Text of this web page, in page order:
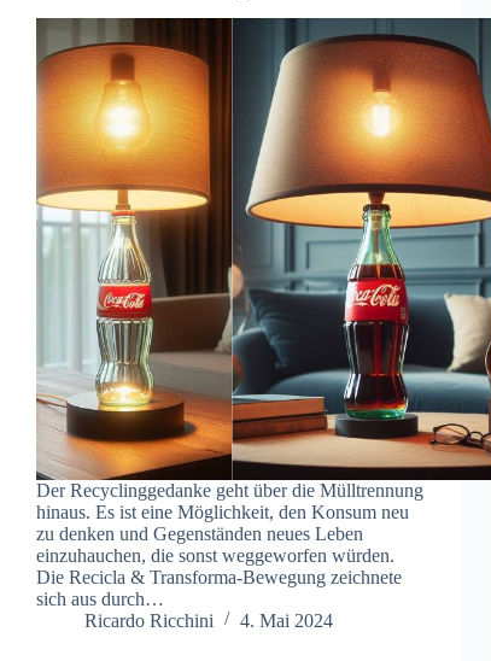
Der Recyclinggedanke geht über die Mülltrennung
hinaus. Es ist eine Möglichkeit, den Konsum neu
zu denken und Gegenständen neues Leben
einzuhauchen, die sonst weggeworfen würden.
Die Recicla & Transforma-Bewegung zeichnete
sich aus durch…
Ricardo Ricchini
4. Mai 2024